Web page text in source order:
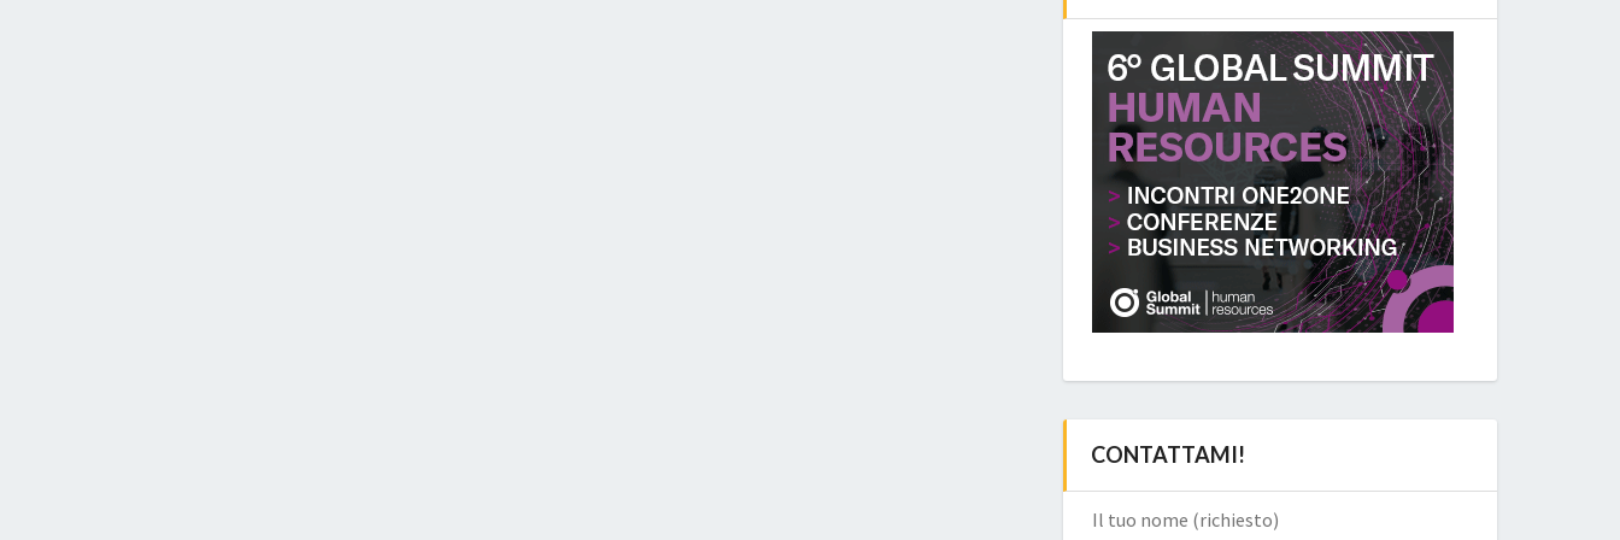
CONTATTAMI!
Il tuo nome (richiesto)